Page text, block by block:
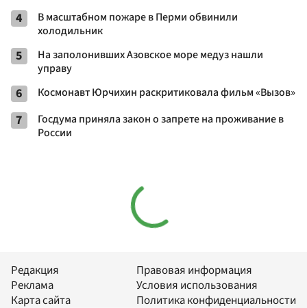
4
В масштабном пожаре в Перми обвинили
холодильник
5
На заполонивших Азовское море медуз нашли
управу
6 Космонавт Юрчихин раскритиковала фильм «Вызов»
7
Госдума приняла закон о запрете на проживание в
России
Редакция
Реклама
Карта сайта
Правовая информация
Условия использования
Политика конфиденциальности